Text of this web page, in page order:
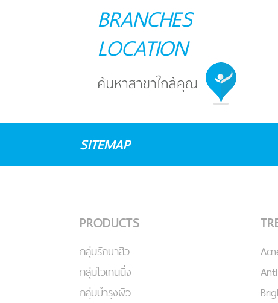
BRANCHES
LOCATION
SITEMAP
PRODUCTS
กลุ่มรักษาสิว
กลุ่มไวเทนนิ่ง
กลุ่มบำรุงผิว